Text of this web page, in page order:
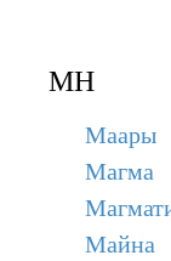
МН
Маары
Магма
Майна